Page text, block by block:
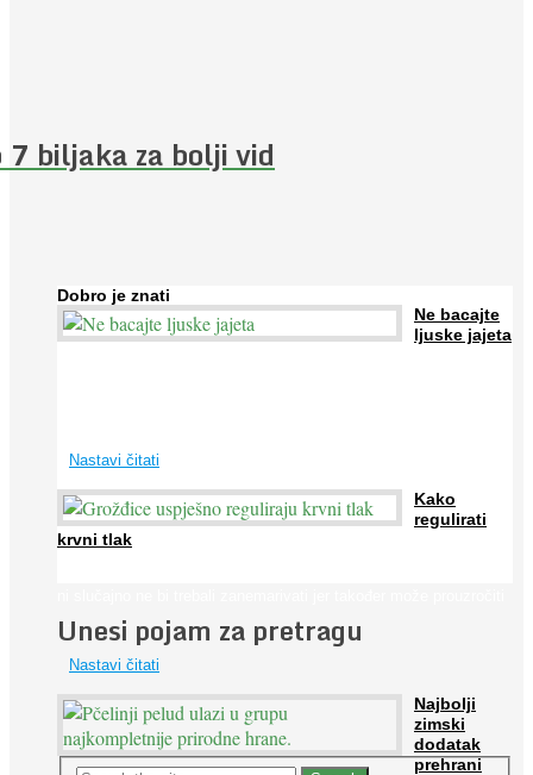
7 biljaka za bolji vid
Dobro je znati
Ne bacajte
ljuske jajeta
Nastavi čitati
Kako
regulirati
krvni tlak
...
Nastavi čitati
Najbolji
zimski
dodatak
prehrani
Unesi pojam za pretragu